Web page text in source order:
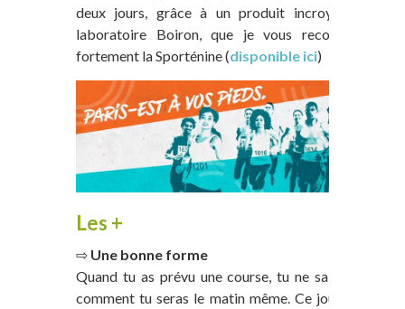
deux jours, grâce à un produit incroyable du
laboratoire Boiron, que je vous recommande
fortement la Sporténine (disponible ici)
Les +
⇨ Une bonne forme
Quand tu as prévu une course, tu ne sais jamais
comment tu seras le matin même. Ce jour-là pas